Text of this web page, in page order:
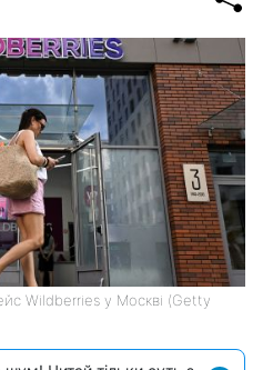
Wildberries у Москві (Getty